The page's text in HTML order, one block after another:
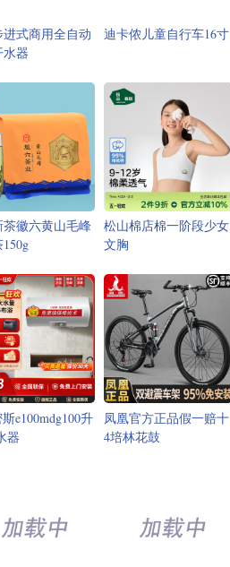
进式商用全自动
水器
迪卡侬儿童自行车16寸
茶徽六黄山毛峰
松山棉店棉一阶段少女
文胸
e100mdg100升
器
凤凰官方正品假一赔十
4培林花鼓